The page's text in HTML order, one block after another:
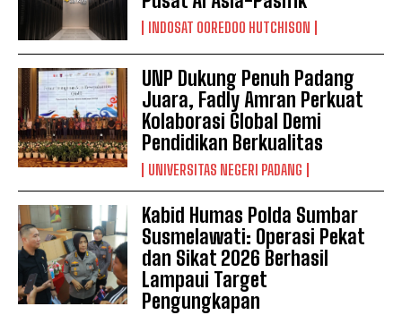
INDOSAT OOREDOO HUTCHISON
UNP Dukung Penuh Padang
Juara, Fadly Amran Perkuat
Kolaborasi Global Demi
Pendidikan Berkualitas
UNIVERSITAS NEGERI PADANG
Kabid Humas Polda Sumbar
Susmelawati: Operasi Pekat
dan Sikat 2026 Berhasil
Lampaui Target
Pengungkapan